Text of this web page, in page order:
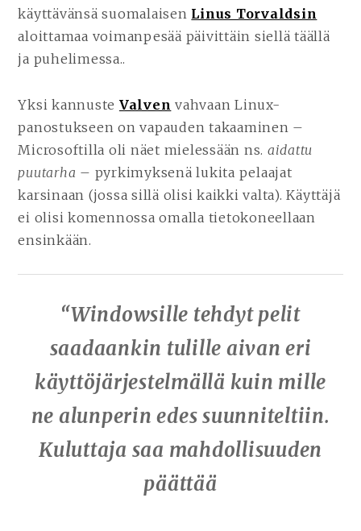
käyttävänsä suomalaisen Linus Torvaldsin
aloittamaa voimanpesää päivittäin siellä täällä
ja puhelimessa..
Yksi kannuste Valven vahvaan Linux-
panostukseen on vapauden takaaminen –
Microsoftilla oli näet mielessään ns. aidattu
puutarha – pyrkimyksenä lukita pelaajat
karsinaan (jossa sillä olisi kaikki valta). Käyttäjä
ei olisi komennossa omalla tietokoneellaan
ensinkään.
“Windowsille tehdyt pelit
saadaankin tulille aivan eri
käyttöjärjestelmällä kuin mille
ne alunperin edes suunniteltiin.
Kuluttaja saa mahdollisuuden
päättää